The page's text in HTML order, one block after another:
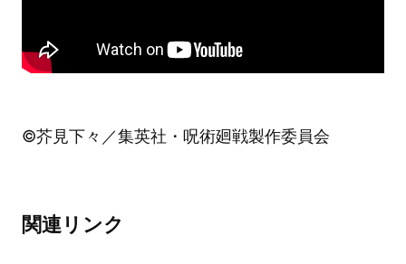
©芥見下々／集英社・呪術廻戦製作委員会
関連リンク